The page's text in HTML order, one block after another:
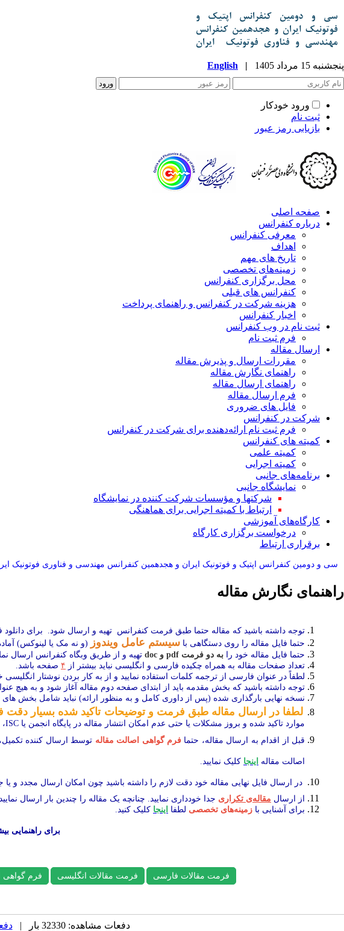
پنجشنبه 15 مرداد 1405 |
English
ورود خودکار
ثبت نام
بازیابی رمز عبور
صفحه اصلی
درباره کنفرانس
معرفی کنفرانس
اهداف
تاریخ های مهم
زمینه‌های تخصصی
محل برگزاری کنفرانس
کنفرانس های قبلی
هزینه‌ شرکت در کنفرانس و راهنمای پرداخت
اخبار کنفرانس
ثبت نام در وب‌ کنفرانس
فرم ثبت نام
ارسال مقاله
مقررات ارسال و پذیرش مقاله
راهنمای نگارش مقاله
راهنمای ارسال مقاله
فرم ارسال مقاله
فایل های ضروری
شرکت در کنفرانس
فرم ثبت نام ارائه‌دهنده برای شرکت در کنفرانس
کمیته های کنفرانس
کمیته علمی
کمیته اجرایی
برنامه‌های جانبی
نمایشگاه جانبی
شرکتها و مؤسسات شرکت کننده در نمایشگاه
ارتباط با کمیته اجرایی برای هماهنگی
کارگاه‌های آموزشی
درخواست برگزاری کارگاه
برقراری ارتباط
سی و دومین کنفرانس اپتيک و فوتونيک ایران و هجدهمين کنفرانس مهندسی و فناوری فوتونيک
راهنمای نگارش مقاله
توجه داشته باشید که مقاله حتما طبق فرمت کنفرانس تهیه و ارسال شود. برای دانلود
حتما فایل‌ مقاله را روی دستگاهی با سیستم عامل ویندوز
(و نه مک یا لینوکس)
حتما فایل مقاله خود را به دو فرمت pdf و doc
تهیه و از طریق وبگاه کنفرانس ارسال
تعداد صفحات مقاله به همراه چکیده فارسی و انگلیسی نباید بیشتر از ۴ صفحه باشد.
لطفاً در عنوان فارسی از ترجمه کلمات استفاده نمایید و از به کار بردن نوشتار
توجه داشته باشید که بخش مقدمه باید از ابتدای صفحه دوم مقاله آغاز شود و به هیچ
نسخه نهایی بارگذاری شده (پس از داوری کامل و به منظور ارائه) نباید شامل بخش های
لطفا در ارسال مقاله طبق فرمت و توضیحات تاکید شده بسیار دقت
موارد تاکید شده و بروز مشکلات یا حتی عدم امکان انتشار مقاله در پایگاه انجمن یا ISC، پیامد و مسئولیت متوجه ارسال کننده مقاله خواهد بود.
قبل از اقدام به ارسال مقاله، حتما فرم گواهی اصالت مقاله توسط ارسال کننده
اصالت مقاله اینجا کلیک نمایید.
در ارسال فایل نهایی مقاله خود دقت لازم را داشته باشید چون امکان ارسال مجدد و یا
از ارسال مقاله‌ی تکراری جدا خودداری نمایید. چنانچه یک مقاله را چندین بار ارسال
برای آشنایی با زمینه‌های تخصصی لطفا اینجا کلیک کنید.
برای راهنمایی
فرمت مقالات فارسی فرمت مقالات انگلیسی فرم گواهی
دفعات مشاهده: 32330 بار |